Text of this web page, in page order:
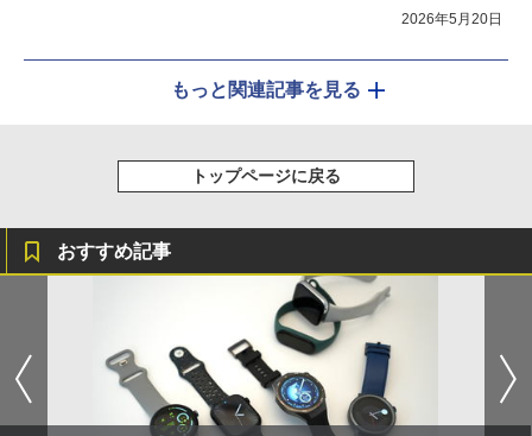
2026年5月20日
もっと関連記事を見る
トップページに戻る
おすすめ記事